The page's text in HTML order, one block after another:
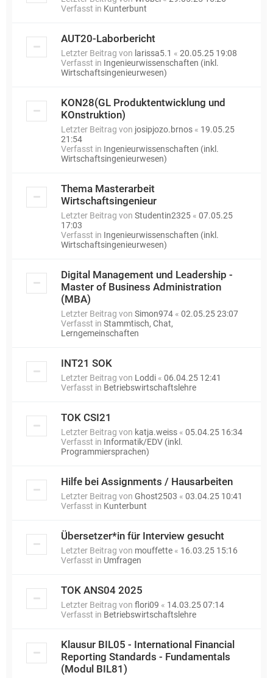
Verfasst in Kunterbunt
AUT20-Laborbericht
Letzter Beitrag von larissa5.1 « 20.05.25 19:08
Verfasst in Ingenieurwissenschaften (inkl.
Wirtschaftsingenieurwesen)
KON28(GL Produktentwicklung und
KOnstruktion)
Letzter Beitrag von josipjozo.brnos « 19.05.25
21:54
Verfasst in Ingenieurwissenschaften (inkl.
Wirtschaftsingenieurwesen)
Thema Masterarbeit
Wirtschaftsingenieur
Letzter Beitrag von Studentin2325 « 07.05.25
17:03
Verfasst in Ingenieurwissenschaften (inkl.
Wirtschaftsingenieurwesen)
Digital Management und Leadership -
Master of Business Administration
(MBA)
Letzter Beitrag von Simon974 « 02.05.25 23:07
Verfasst in Stammtisch, Chat,
Lerngemeinschaften
INT21 SOK
Letzter Beitrag von Loddi « 06.04.25 12:41
Verfasst in Betriebswirtschaftslehre
TOK CSI21
Letzter Beitrag von katja.weiss « 05.04.25 16:34
Verfasst in Informatik/EDV (inkl.
Programmiersprachen)
Hilfe bei Assignments / Hausarbeiten
Letzter Beitrag von Ghost2503 « 03.04.25 10:41
Verfasst in Kunterbunt
Übersetzer*in für Interview gesucht
Letzter Beitrag von mouffette « 16.03.25 15:16
Verfasst in Umfragen
TOK ANS04 2025
Letzter Beitrag von flori09 « 14.03.25 07:14
Verfasst in Betriebswirtschaftslehre
Klausur BIL05 - International Financial
Reporting Standards - Fundamentals
(Modul BIL81)